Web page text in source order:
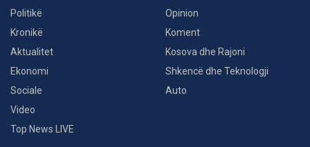
Politikë
Kronikë
Aktualitet
Ekonomi
Sociale
Video
Top News LIVE
Opinion
Koment
Kosova dhe Rajoni
Shkencë dhe Teknologji
Auto